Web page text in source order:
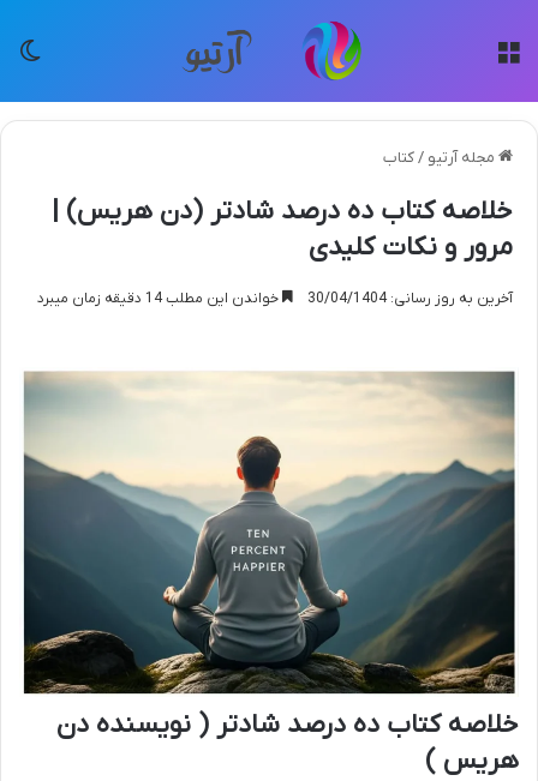
مجله آرتیو /کتاب
خلاصه کتاب ده درصد شادتر (دن هریس) |
مرور و نکات کلیدی
آخرین به روز رسانی: 30/04/1404 خواندن این مطلب 14 دقیقه زمان میبرد
خلاصه کتاب ده درصد شادتر ( نویسنده دن
هریس )